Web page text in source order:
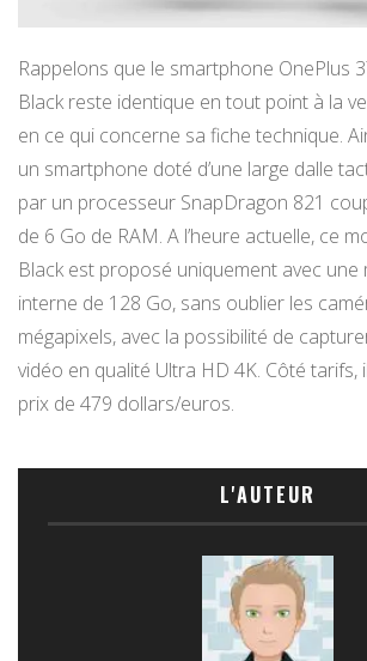
Rappelons que le smartphone OnePlus
Black reste identique en tout point à la
en ce qui concerne sa fiche technique.
un smartphone doté d’une large dalle
par un processeur SnapDragon 821
de 6 Go de RAM. A l’heure actuelle, ce
Black est proposé uniquement avec une
interne de 128 Go, sans oublier les
mégapixels, avec la possibilité de
vidéo en qualité Ultra HD 4K. Côté tarifs,
prix de 479 dollars/euros.
L'AUTEUR